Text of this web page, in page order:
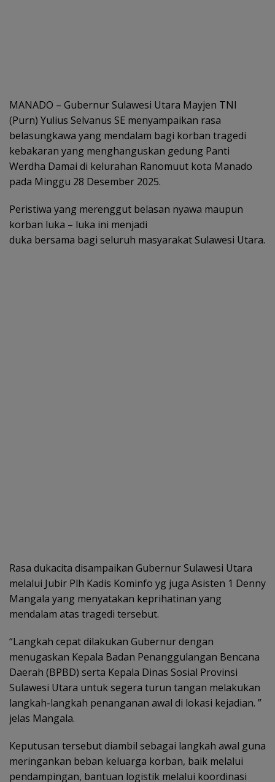
MANADO – Gubernur Sulawesi Utara Mayjen TNI
(Purn) Yulius Selvanus SE menyampaikan rasa
belasungkawa yang mendalam bagi korban tragedi
kebakaran yang menghanguskan gedung Panti
Werdha Damai di kelurahan Ranomuut kota Manado
pada Minggu 28 Desember 2025.
Peristiwa yang merenggut belasan nyawa maupun
korban luka – luka ini menjadi
duka bersama bagi seluruh masyarakat Sulawesi Utara.
Rasa dukacita disampaikan Gubernur Sulawesi Utara
melalui Jubir Plh Kadis Kominfo yg juga Asisten 1 Denny
Mangala yang menyatakan keprihatinan yang
mendalam atas tragedi tersebut.
“Langkah cepat dilakukan Gubernur dengan
menugaskan Kepala Badan Penanggulangan Bencana
Daerah (BPBD) serta Kepala Dinas Sosial Provinsi
Sulawesi Utara untuk segera turun tangan melakukan
langkah-langkah penanganan awal di lokasi kejadian. ”
jelas Mangala.
Keputusan tersebut diambil sebagai langkah awal guna
meringankan beban keluarga korban, baik melalui
pendampingan, bantuan logistik melalui koordinasi